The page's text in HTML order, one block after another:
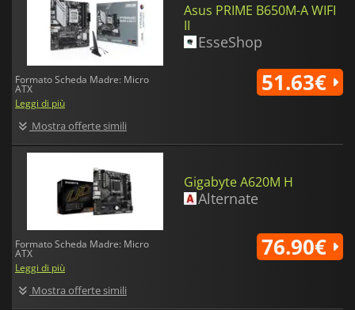
Asus PRIME B650M-A WIFI
II
EsseShop
Formato Scheda Madre: Micro
ATX
Leggi di più
Mostra offerte simili
51.63€
Gigabyte A620M H
Alternate
Formato Scheda Madre: Micro
ATX
Leggi di più
Mostra offerte simili
76.90€